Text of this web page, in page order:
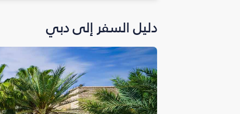
دليل السفر إلى دبي